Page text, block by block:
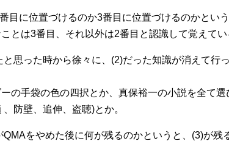
目に位置づけるのか3番目に位置づけるのかという
とは3番目、それ以外は2番目と認識して覚えてい
思った時から徐々に、(2)だった知識が消えて行
の手袋の色の四択とか、真保裕一の小説を全て選
防壁、追伸、盗聴)とか。
をやめた後に何が残るのかというと、(3)が残